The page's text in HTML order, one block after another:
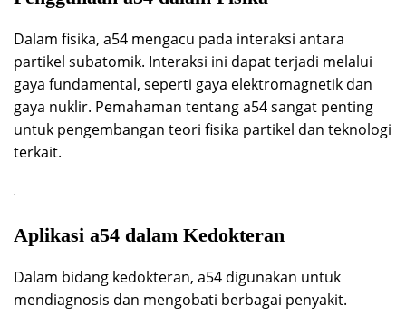
Dalam fisika, a54 mengacu pada interaksi antara
partikel subatomik. Interaksi ini dapat terjadi melalui
gaya fundamental, seperti gaya elektromagnetik dan
gaya nuklir. Pemahaman tentang a54 sangat penting
untuk pengembangan teori fisika partikel dan teknologi
terkait.
Aplikasi a54 dalam Kedokteran
Dalam bidang kedokteran, a54 digunakan untuk
mendiagnosis dan mengobati berbagai penyakit.